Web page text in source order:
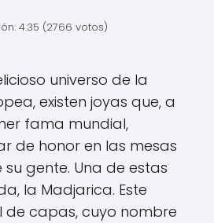
4.35 (2766 votos)
universo de la
existen joyas que, a
fama mundial,
de honor en las mesas
gente. Una de estas
la Madjarica. Este
de capas, cuyo nombre